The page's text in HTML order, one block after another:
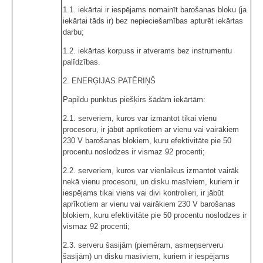
1.1. iekārtai ir iespējams nomainīt barošanas bloku (ja
iekārtai tāds ir) bez nepieciešamības apturēt iekārtas
darbu;
1.2. iekārtas korpuss ir atverams bez instrumentu
palīdzības.
2. ENERĢIJAS PATĒRIŅŠ
Papildu punktus piešķirs šādām iekārtām:
2.1. serveriem, kuros var izmantot tikai vienu
procesoru, ir jābūt aprīkotiem ar vienu vai vairākiem
230 V barošanas blokiem, kuru efektivitāte pie 50
procentu noslodzes ir vismaz 92 procenti;
2.2. serveriem, kuros var vienlaikus izmantot vairāk
nekā vienu procesoru, un disku masīviem, kuriem ir
iespējams tikai viens vai divi kontrolieri, ir jābūt
aprīkotiem ar vienu vai vairākiem 230 V barošanas
blokiem, kuru efektivitāte pie 50 procentu noslodzes ir
vismaz 92 procenti;
2.3. serveru šasijām (piemēram, asmeņserveru
šasijām) un disku masīviem, kuriem ir iespējams